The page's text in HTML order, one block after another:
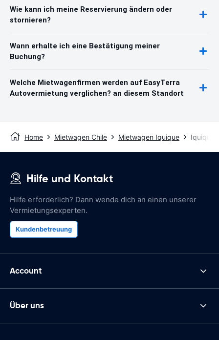
Wie kann ich meine Reservierung ändern oder
stornieren?
Wann erhalte ich eine Bestätigung meiner
Buchung?
Welche Mietwagenfirmen werden auf EasyTerra
Autovermietung verglichen? an diesem Standort
Home Mietwagen Chile Mietwagen Iquique Iquique
Hilfe und Kontakt
Hilfe erforderlich? Dann wende dich an einen unserer
Vermietungsexperten.
Kundenbetreuung
Account
Über uns